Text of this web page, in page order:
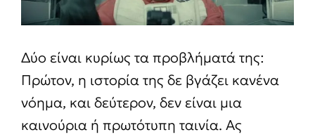
Δύο είναι κυρίως τα προβλήματά της:
Πρώτον, η ιστορία της δε βγάζει κανένα
νόημα, και δεύτερον, δεν είναι μια
καινούρια ή πρωτότυπη ταινία. Ας